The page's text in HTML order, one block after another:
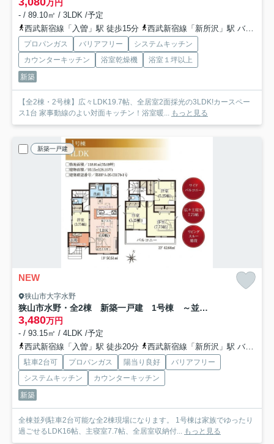
万円
- / 89.10㎡ / 3LDK /予定
西武新宿線「入曽」駅 徒歩15分
西武新宿線「新所沢」駅 バス19分 西武バス「西武フラワーヒル」 停歩16分
プロパンガス バリアフリー
システムキッチン
カウンターキッチン
浴室乾燥機
浴室１坪以上
新築
【全2棟・2号棟】広々LDK19.7帖、全居室2面採光の3LDK!カースペー
ス1台 家事動線のよい対面キッチン！浴室暖... もっと見る
新築一戸建
NEW
狭山市大字水野
狭山市水野・全2棟 新築一戸建 1号棟 ～並列駐車2台可～
3,480万円
- / 93.15㎡ / 4LDK /予定
西武新宿線「入曽」駅 徒歩20分
西武新宿線「新所沢」駅 バス20分 西武バス「西武フラワーヒル」 停歩14分
駐車2台可 プロパンガス 陽当り良好
バリアフリー
システムキッチン
カウンターキッチン
新築
全棟並列駐車2台可能な全2棟現場になります。 1号棟は家族でゆったり
過ごせるLDK16帖、主寝室7.7帖、全居室収納付... もっと見る